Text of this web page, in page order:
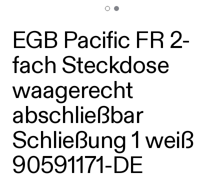
EGB Pacific FR 2-
fach Steckdose
waagerecht
abschließbar
Schließung 1 weiß
90591171-DE